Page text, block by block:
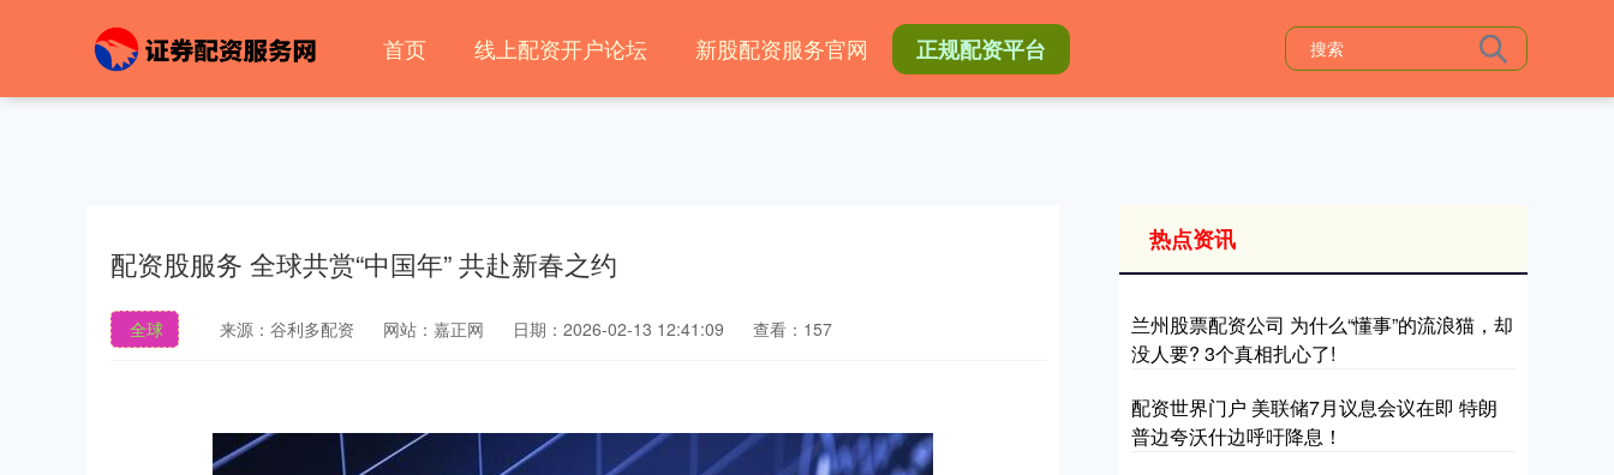
首页 线上配资开户论坛 新股配资服务官网 正规配资平台
配资股服务 全球共赏“中国年” 共赴新春之约
全球 来源：谷利多配资 网站：嘉正网 日期：2026-02-13 12:41:09 查看：157
热点资讯
兰州股票配资公司 为什么“懂事”的流浪猫，却
没人要? 3个真相扎心了!
配资世界门户 美联储7月议息会议在即 特朗
普边夸沃什边呼吁降息！